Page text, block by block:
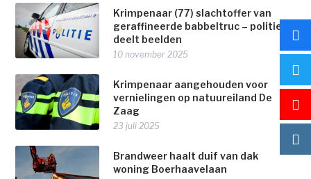
Krimpenaar (77) slachtoffer van
geraffineerde babbeltruc – politie
deelt beelden
10 november 2025
Krimpenaar aangehouden voor
vernielingen op natuureiland De
Zaag
23 juli 2025
Brandweer haalt duif van dak
woning Boerhaavelaan